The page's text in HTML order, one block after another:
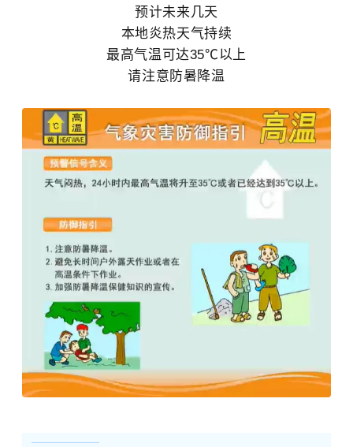
预计未来几天
本地炎热天气持续
最高气温可达35℃以上
请注意防暑降温